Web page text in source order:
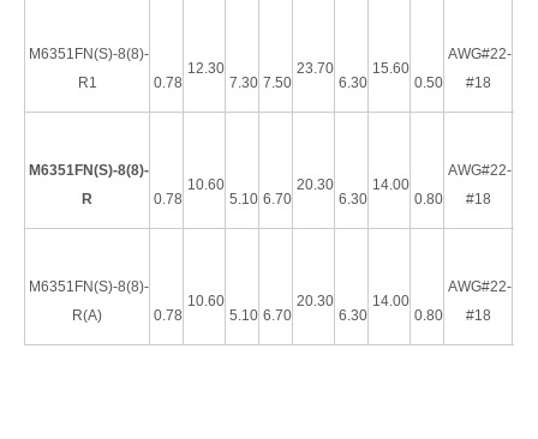
M6351FN(S)-8(8)-
R1
0.78
12.30
7.30 7.50
23.70
6.30
15.60
0.50
AWG#22-
#18
M6351FN(S)-8(8)-
R
0.78
10.60
5.10 6.70
20.30
6.30
14.00
0.80
AWG#22-
#18
M6351FN(S)-8(8)-
R(A)
0.78
10.60
5.10 6.70
20.30
6.30
14.00
0.80
AWG#22-
#18